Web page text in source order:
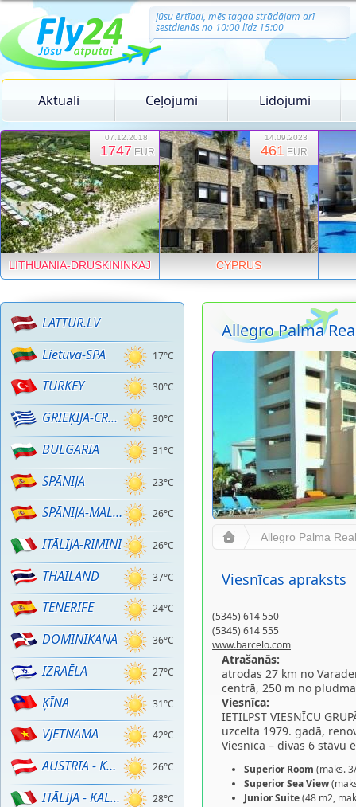
Jūsu ērtībai, mēs tagad strādājam arī
sestdienās no 10:00 līdz 15:00
Aktuali Ceļojumi Lidojumi
07.12.2018
1747 EUR
LITHUANIA-DRUSKININKAJ
14.09.2023
461 EUR
CYPRUS
LATTUR.LV
17°C
Lietuva-SPA
30°C
TURKEY
30°C
GRIEĶIJA-CRETE
31°C
BULGARIA
23°C
SPĀNIJA
26°C
SPĀNIJA-MALLORCA
26°C
ITĀLIJA-RIMINI
37°C
THAILAND
24°C
TENERIFE
36°C
DOMINIKANA
27°C
IZRAĒLA
31°C
ĶĪNA
42°C
VJETNAMA
26°C
AUSTRIA - KALNU SLĒPOŠANA!
28°C
ITĀLIJA - KALNU SLĒPOŠANA
Allegro Palma
Allegro Palma Real
Viesnīcas apraksts
(5345) 614 550
(5345) 614 555
www.barcelo.com
Atrašanās:
atrodas 27 km no
centrā, 250 m no
Viesnīca:
IETILPST VIESNĪCU
uzcelta 1979. gadā,
Viesnīca – divas 6 stāvu
Superior Room (maks.
Superior Sea View
Junior Suite(48 m2,